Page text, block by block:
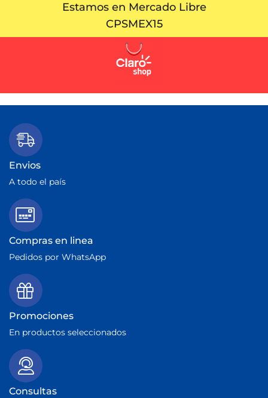
Estamos en Mercado Libre
CPSMEX15
Envios
A todo el país
Compras en linea
Pedidos por WhatsApp
Promociones
En productos seleccionados
Consultas